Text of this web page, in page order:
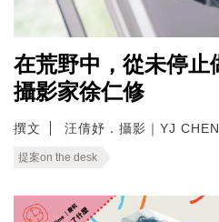
在荒野中，從未停
攝影家徐仁修
撰文 汪倩妤．攝影｜YJ
提案on the desk